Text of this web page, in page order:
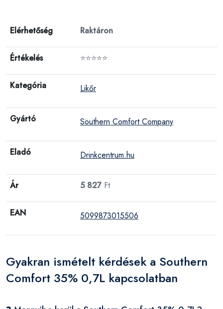
Elérhetőség Raktáron
Értékelés ⭐⭐⭐⭐⭐
Kategória Likőr
Gyártó Southern Comfort Company
Eladó Drinkcentrum.hu
Ár 5 827 Ft
EAN 5099873015506
Gyakran ismételt kérdések a Southern
Comfort 35% 0,7L kapcsolatban